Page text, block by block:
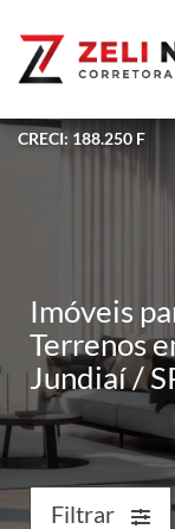
CRECI: 188.250 F
Imóveis
Terrenos
Jundiaí /
Filtrar